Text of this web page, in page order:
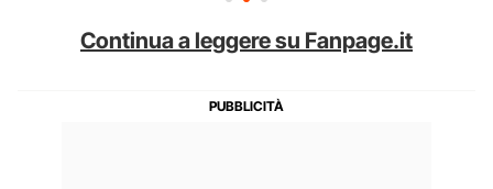
Continua a leggere su Fanpage.it